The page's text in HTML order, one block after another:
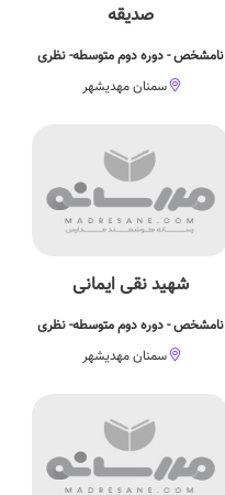
صدیقه
نامشخص - دوره دوم متوسطه- نظری
سمنان مهدیشهر
شهید نقی ایمانی
نامشخص - دوره دوم متوسطه- نظری
سمنان مهدیشهر